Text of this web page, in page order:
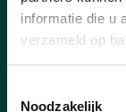
informatie die u
verzameld op
Noodzakelijk
22/10/24